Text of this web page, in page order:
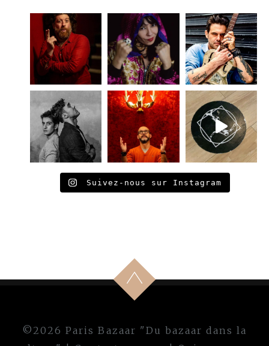
Suivez-nous sur Instagram
©2026 Paris Bazaar "Du bazaar dans la